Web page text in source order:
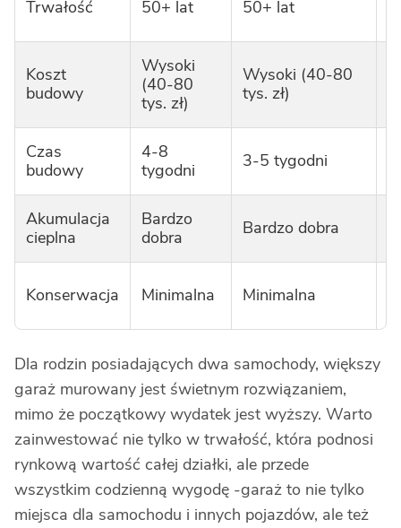
Trwałość 50+ lat 50+ lat
Koszt
budowy
Wysoki
(40-80
tys. zł)
Wysoki (40-80
tys. zł)
Czas
budowy
4-8
tygodni
3-5 tygodni
Akumulacja
cieplna
Bardzo
dobra
Bardzo dobra
Konserwacja Minimalna Minimalna
Dla rodzin posiadających dwa samochody, większy
garaż murowany jest świetnym rozwiązaniem,
mimo że początkowy wydatek jest wyższy. Warto
zainwestować nie tylko w trwałość, która podnosi
rynkową wartość całej działki, ale przede
wszystkim codzienną wygodę -garaż to nie tylko
miejsca dla samochodu i innych pojazdów, ale też